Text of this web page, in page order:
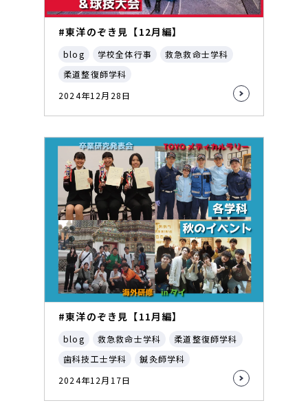
#東洋のぞき見【12月編】
blog 学校全体行事
救急救命士学科
柔道整復師学科
2024年12月28日
#東洋のぞき見【11月編】
blog 救急救命士学科
柔道整復師学科
歯科技工士学科
鍼灸師学科
2024年12月17日